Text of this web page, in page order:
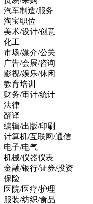
汽车制造/服务
淘宝职位
美术/设计/创意
化工
市场/媒介/公关
广告/会展/咨询
影视/娱乐/休闲
教育培训
财务/审计/统计
法律
翻译
编辑/出版/印刷
计算机/互联网/通信
电子/电气
机械/仪器仪表
金融/银行/证券/投资
保险
医院/医疗/护理
服装/纺织/食品